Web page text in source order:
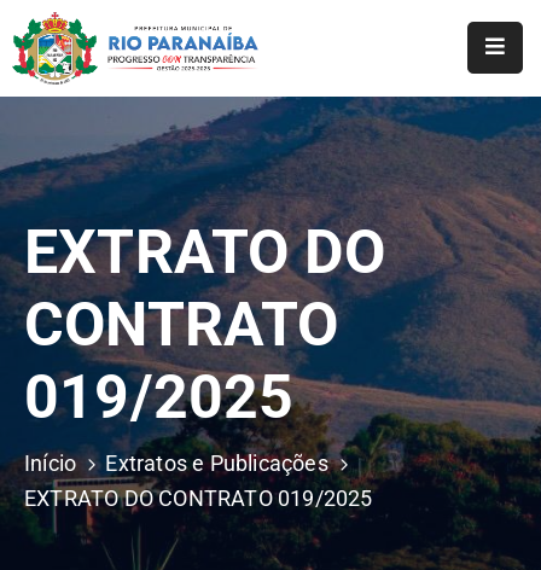
O
Município
Prefeitura
Notícias
Serviços
Transparência
Webmail
EXTRATO DO
CONTRATO
019/2025
Início
Extratos e Publicações
EXTRATO DO CONTRATO 019/2025